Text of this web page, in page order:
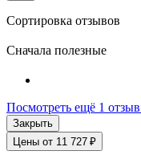
Сортировка отзывов
Сначала полезные
Посмотреть ещё 1
Закрыть
Цены от 11 727 ₽